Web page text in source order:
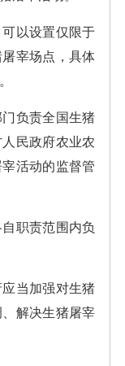
以设置仅限于
宰场点，具体
负责全国生猪
民政府农业农
活动的监督管
职责范围内负
当加强对生猪
解决生猪屠宰